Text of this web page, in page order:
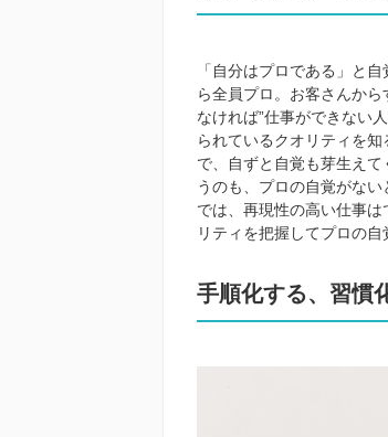
「自分はプロである」と
ら全員プロ。お客さんか
なければ”仕事ができない
られているクオリティを
で、自ずと自覚も芽生え
うのも、プロの自覚がな
では、再現性の高い仕事
リティを把握してプロの自
手順化する、習慣